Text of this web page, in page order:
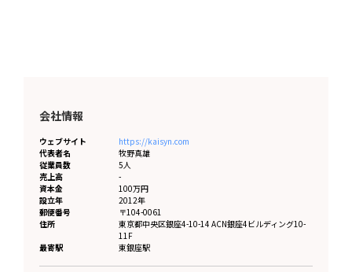
会社情報
ウェブサイト
https://kaisyn.com
代表者名
牧野真雄
従業員数
5人
売上高
-
資本金
100万円
設立年
2012年
郵便番号
〒104-0061
住所
東京都中央区銀座4-10-14 ACN銀座4ビルディング10-
11F
最寄駅
東銀座駅